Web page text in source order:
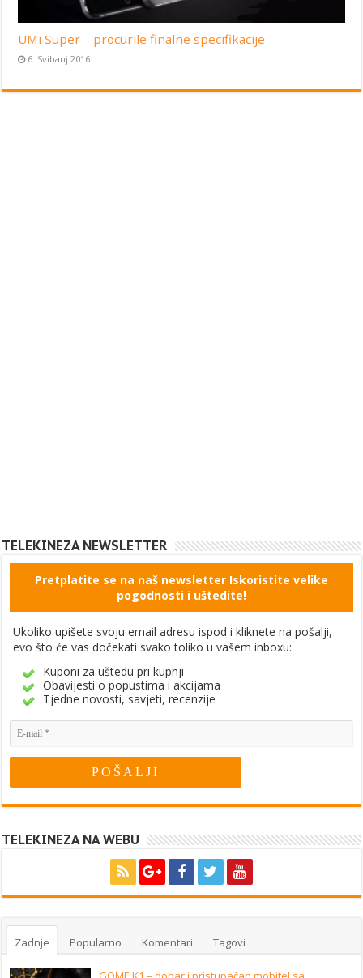
UMi Super – procurile finalne specifikacije
6. Svibanj 2016
TELEKINEZA NEWSLETTER
Pretplatite se na naš newsletter Iskoristite velike
pogodnosti i uštedite!
Ukoliko upišete svoju email adresu ispod i kliknete na pošalji,
evo što će vas dočekati svako toliko u vašem inboxu:
Kuponi za uštedu pri kupnji
Obavijesti o popustima i akcijama
Tjedne novosti, savjeti, recenzije
TELEKINEZA NA WEBU
Zadnje Popularno Komentari Tagovi